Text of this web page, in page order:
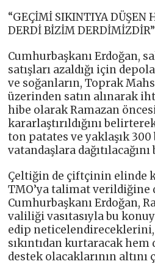
“GEÇİMİ SIKINTIYA DÜŞEN
DERDİ BİZİM DERDİMİZDİR”
Cumhurbaşkanı Erdoğan,
satışları azaldığı için
ve soğanların, Toprak
üzerinden satın alınarak
hibe olarak Ramazan
kararlaştırıldığını
ton patates ve yaklaşık
vatandaşlara
Çeltiğin de çiftçinin elinde
TMO’ya talimat verildiğine
Cumhurbaşkanı Erdoğan,
valiliği vasıtasıyla bu
edip
sıkıntıdan kurtaracak hem
destek olacaklarının altını